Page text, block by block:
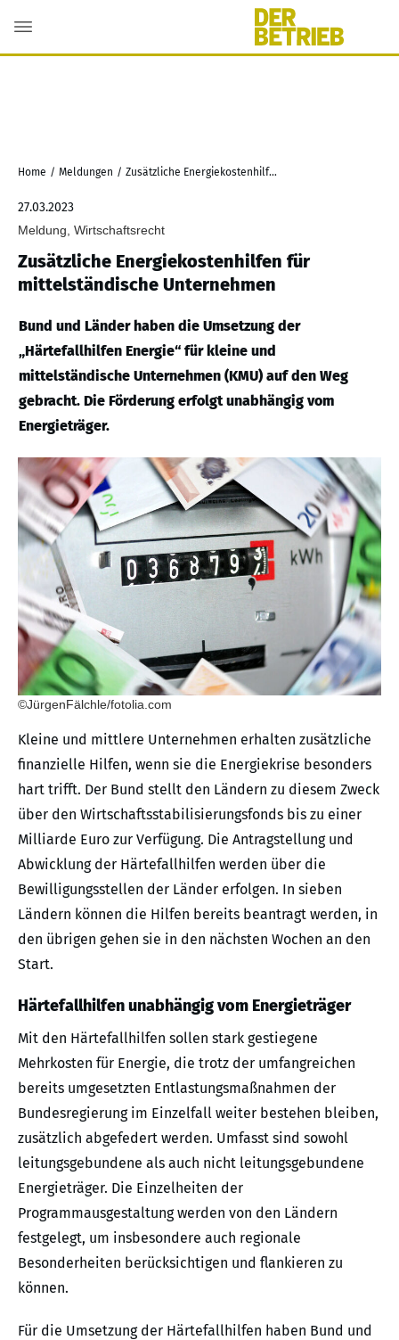
Home / Meldungen / Zusätzliche Energiekostenhilfen für mittelständische Unternehmen
27.03.2023
Meldung, Wirtschaftsrecht
Zusätzliche Energiekostenhilfen für
mittelständische Unternehmen
Bund und Länder haben die Umsetzung der
„Härtefallhilfen Energie“ für kleine und
mittelständische Unternehmen (KMU) auf den Weg
gebracht. Die Förderung erfolgt unabhängig vom
Energieträger.
©JürgenFälchle/fotolia.com
Kleine und mittlere Unternehmen erhalten zusätzliche
finanzielle Hilfen, wenn sie die Energiekrise besonders
hart trifft. Der Bund stellt den Ländern zu diesem Zweck
über den Wirtschaftsstabilisierungsfonds bis zu einer
Milliarde Euro zur Verfügung. Die Antragstellung und
Abwicklung der Härtefallhilfen werden über die
Bewilligungsstellen der Länder erfolgen. In sieben
Ländern können die Hilfen bereits beantragt werden, in
den übrigen gehen sie in den nächsten Wochen an den
Start.
Härtefallhilfen unabhängig vom Energieträger
Mit den Härtefallhilfen sollen stark gestiegene
Mehrkosten für Energie, die trotz der umfangreichen
bereits umgesetzten Entlastungsmaßnahmen der
Bundesregierung im Einzelfall weiter bestehen bleiben,
zusätzlich abgefedert werden. Umfasst sind sowohl
leitungsgebundene als auch nicht leitungsgebundene
Energieträger. Die Einzelheiten der
Programmausgestaltung werden von den Ländern
festgelegt, um insbesondere auch regionale
Besonderheiten berücksichtigen und flankieren zu
können.
Für die Umsetzung der Härtefallhilfen haben Bund und